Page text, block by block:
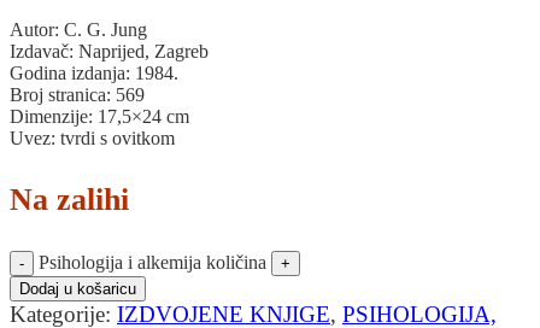
Autor: C. G. Jung
Izdavač: Naprijed, Zagreb
Godina izdanja: 1984.
Broj stranica: 569
Dimenzije: 17,5×24 cm
Uvez: tvrdi s ovitkom
Na zalihi
Psihologija i alkemija količina
Dodaj u košaricu
Kategorije: IZDVOJENE KNJIGE, PSIHOLOGIJA,